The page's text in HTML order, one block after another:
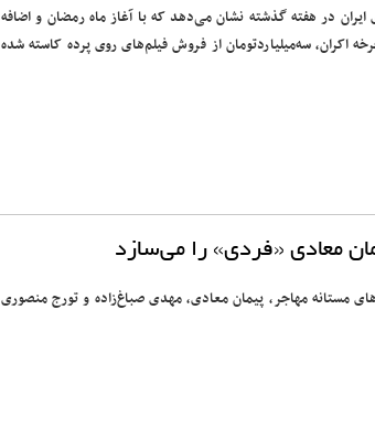
در هفته گذشته نشان می‌دهد که با آغاز ماه رمضان و اضافه
اکران، سه‌میلیاردتومان از فروش فیلم‌های روی پرده کاسته شده
معادی «فردی» را می‌سازد
مستانه مهاجر، پیمان معادی، مهدی صباغ‌زاده و تورج منصوری